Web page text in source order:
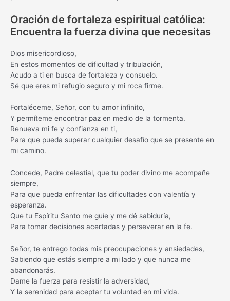
Oración de fortaleza espiritual católica:
Encuentra la fuerza divina que necesitas
Dios misericordioso,
En estos momentos de dificultad y tribulación,
Acudo a ti en busca de fortaleza y consuelo.
Sé que eres mi refugio seguro y mi roca firme.
Fortaléceme, Señor, con tu amor infinito,
Y permíteme encontrar paz en medio de la tormenta.
Renueva mi fe y confianza en ti,
Para que pueda superar cualquier desafío que se presente en
mi camino.
Concede, Padre celestial, que tu poder divino me acompañe
siempre,
Para que pueda enfrentar las dificultades con valentía y
esperanza.
Que tu Espíritu Santo me guíe y me dé sabiduría,
Para tomar decisiones acertadas y perseverar en la fe.
Señor, te entrego todas mis preocupaciones y ansiedades,
Sabiendo que estás siempre a mi lado y que nunca me
abandonarás.
Dame la fuerza para resistir la adversidad,
Y la serenidad para aceptar tu voluntad en mi vida.